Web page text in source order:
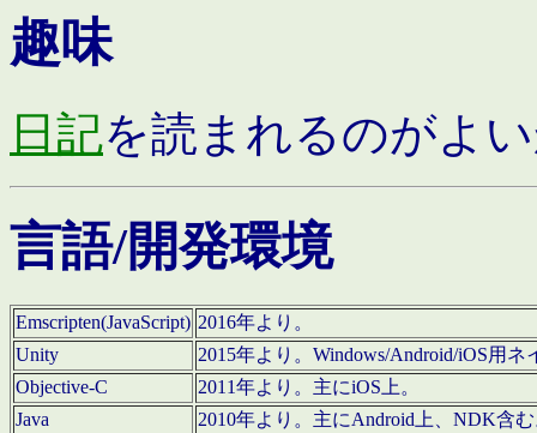
趣味
日記を読まれるのがよ
言語/開発環境
Emscripten(JavaScript) 2016年より。
Unity
2015年より。Windows/Android/iOS用
Objective-C
2011年より。主にiOS上。
Java
2010年より。主にAndroid上、NDK含